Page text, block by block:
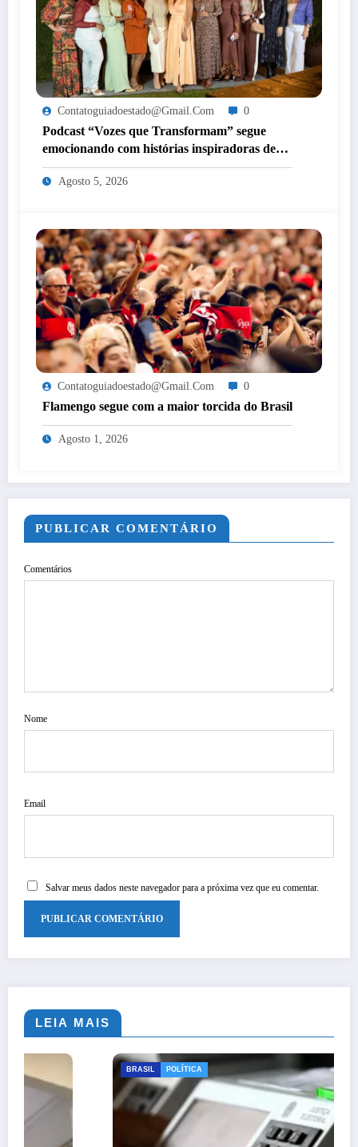
Contatoguiadoestado@gmail.com 0
Podcast “Vozes que Transformam” segue
emocionando com histórias inspiradoras de
mulheres de Itaperuna
Agosto 5, 2026
Contatoguiadoestado@gmail.com 0
Flamengo segue com a maior torcida do Brasil
Agosto 1, 2026
PUBLICAR COMENTÁRIO
Comentários
Nome
Email
Salvar meus dados neste navegador para a próxima vez que eu comentar.
LEIA MAIS